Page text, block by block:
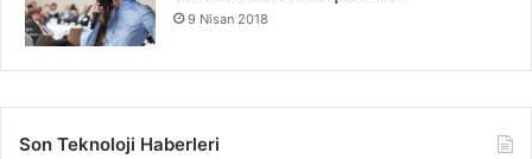
9 Nisan 2018
Son Teknoloji Haberleri